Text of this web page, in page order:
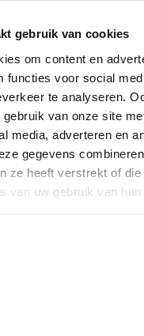
gebruik van cookies
om content en
functies voor social
te analyseren.
van onze site
media, adverteren en
gegevens
ze heeft verstrekt of die
van uw gebruik van
een familiepakket vol
een giga-springpark:
je BRUZZKet-